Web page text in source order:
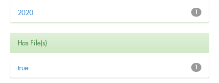
1
2020
Has File(s)
1
true